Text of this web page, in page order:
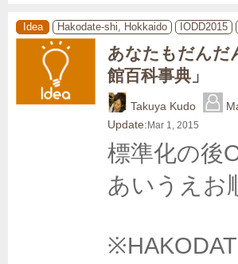
Idea Hakodate-shi, Hokkaido IODD2015
あなたもだんだ
館百科事典」
Takuya Kudo
Update: Mar 1, 2015
標準化の後
あいうえお